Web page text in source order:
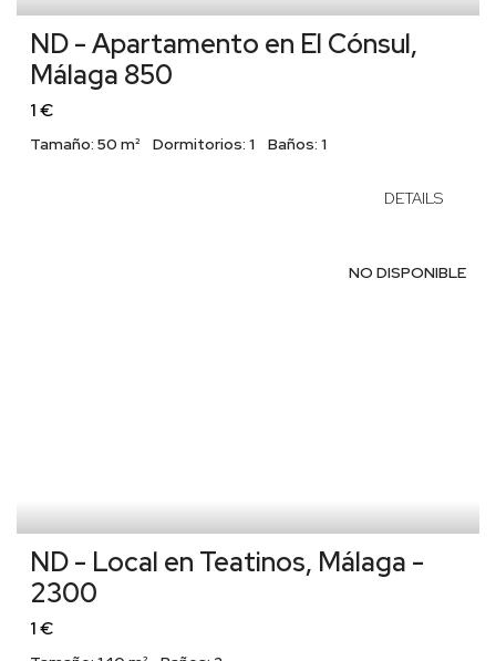
ND - Apartamento en El Cónsul,
Málaga 850
1 €
Tamaño: 50 m² Dormitorios: 1 Baños: 1
DETAILS
NO DISPONIBLE
ND - Local en Teatinos, Málaga -
2300
1 €